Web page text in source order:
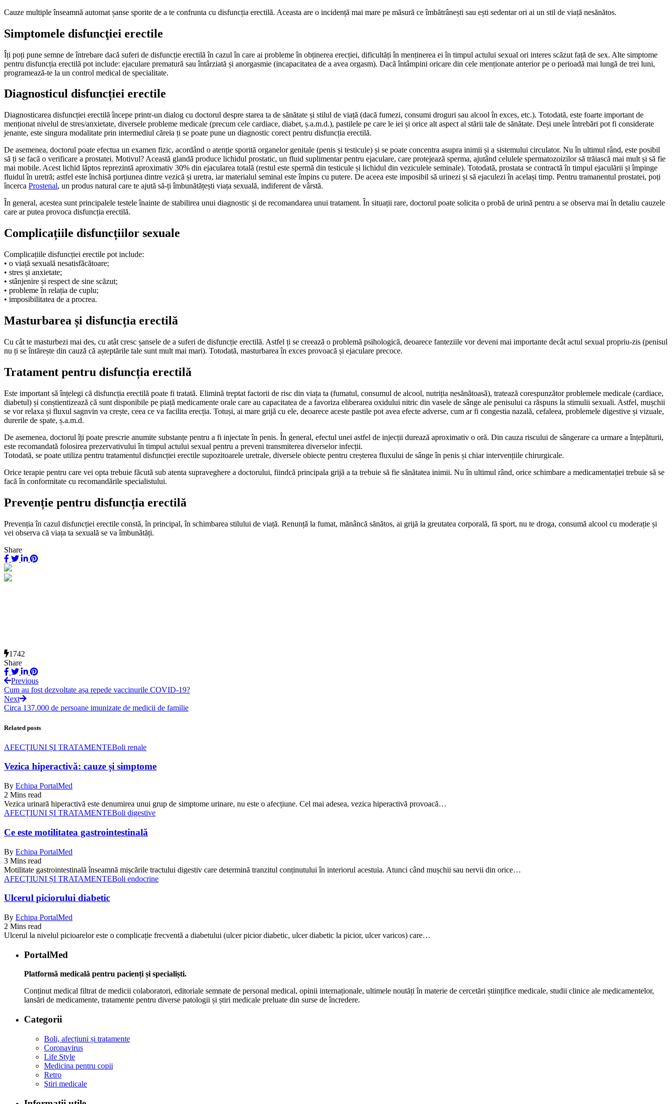
Cauze multiple înseamnă automat șanse sporite de a te confrunta cu disfuncția erectilă. Aceasta are o incidență mai mare pe măsură ce îmbătrânești sau ești sedentar ori ai un stil de viață nesănătos.
Simptomele disfuncţiei erectile
Îți poți pune semne de întrebare dacă suferi de disfuncție erectilă în cazul în care ai probleme în obținerea erecției, dificultăți în menținerea ei în timpul actului sexual ori interes scăzut față de sex. Alte simptome
pentru disfuncția erectilă pot include: ejaculare prematură sau întârziată și anorgasmie (incapacitatea de a avea orgasm). Dacă întâmpini oricare din cele menționate anterior pe o perioadă mai lungă de trei luni,
programează-te la un control medical de specialitate.
Diagnosticul disfuncției erectile
Diagnosticarea disfuncției erectilă începe printr-un dialog cu doctorul despre starea ta de sănătate și stilul de viață (dacă fumezi, consumi droguri sau alcool în exces, etc.). Totodată, este foarte important de
menționat nivelul de stres/anxietate, diversele probleme medicale (precum cele cardiace, diabet, ș.a.m.d.), pastilele pe care le iei și orice alt aspect al stării tale de sănătate. Deși unele întrebări pot fi considerate
jenante, este singura modalitate prin intermediul căreia ți se poate pune un diagnostic corect pentru disfuncția erectilă.
De asemenea, doctorul poate efectua un examen fizic, acordând o atenție sporită organelor genitale (penis și testicule) și se poate concentra asupra inimii și a sistemului circulator. Nu în ultimul rând, este posibil
să ți se facă o verificare a prostatei. Motivul? Această glandă produce lichidul prostatic, un fluid suplimentar pentru ejaculare, care protejează sperma, ajutând celulele spermatozoizilor să trăiască mai mult și să fie
mai mobile. Acest lichid lăptos reprezintă aproximativ 30% din ejacularea totală (restul este spermă din testicule și lichidul din veziculele seminale). Totodată, prostata se contractă în timpul ejaculării și împinge
fluidul în uretră; astfel este închisă porțiunea dintre vezică și uretra, iar materialul seminal este împins cu putere. De aceea este imposibil să urinezi și să ejaculezi în același timp. Pentru tramanentul prostatei, poți
încerca Prostenal, un produs natural care te ajută să-ți îmbunătățești viața sexuală, indiferent de vârstă.
În general, acestea sunt principalele testele înainte de stabilirea unui diagnostic și de recomandarea unui tratament. În situații rare, doctorul poate solicita o probă de urină pentru a se observa mai în detaliu cauzele
care ar putea provoca disfuncția erectilă.
Complicațiile disfuncțiilor sexuale
Complicațiile disfuncției erectile pot include:
• o viață sexuală nesatisfăcătoare;
• stres și anxietate;
• stânjenire și respect de sine scăzut;
• probleme în relația de cuplu;
• imposibilitatea de a procrea.
Masturbarea și disfuncția erectilă
Cu cât te masturbezi mai des, cu atât cresc șansele de a suferi de disfuncție erectilă. Astfel ți se creează o problemă psihologică, deoarece fanteziile vor deveni mai importante decât actul sexual propriu-zis (penisul
nu ți se întărește din cauză că așteptările tale sunt mult mai mari). Totodată, masturbarea în exces provoacă și ejaculare precoce.
Tratament pentru disfuncția erectilă
Este important să înțelegi că disfuncția erectilă poate fi tratată. Elimină treptat factorii de risc din viața ta (fumatul, consumul de alcool, nutriția nesănătoasă), tratează corespunzător problemele medicale (cardiace,
diabetul) și conștientizează că sunt disponibile pe piață medicamente orale care au capacitatea de a favoriza eliberarea oxidului nitric din vasele de sânge ale penisului ca răspuns la stimulii sexuali. Astfel, mușchii
se vor relaxa și fluxul sagnvin va crește, ceea ce va facilita erecția. Totuși, ai mare grijă cu ele, deoarece aceste pastile pot avea efecte adverse, cum ar fi congestia nazală, cefaleea, problemele digestive și vizuale,
durerile de spate, ș.a.m.d.
De asemenea, doctorul îți poate prescrie anumite substanțe pentru a fi injectate în penis. În general, efectul unei astfel de injecții durează aproximativ o oră. Din cauza riscului de sângerare ca urmare a înțepăturii,
este recomandată folosirea prezervativului în timpul actului sexual pentru a preveni transmiterea diverselor infecții.
Totodată, se poate utiliza pentru tratamentul disfuncției erectile supozitoarele uretrale, diversele obiecte pentru creșterea fluxului de sânge în penis și chiar intervențiile chirurgicale.
Orice terapie pentru care vei opta trebuie făcută sub atenta supraveghere a doctorului, fiindcă principala grijă a ta trebuie să fie sănătatea inimii. Nu în ultimul rând, orice schimbare a medicamentației trebuie să se
facă în conformitate cu recomandările specialistului.
Prevenție pentru disfuncția erectilă
Prevenția în cazul disfuncției erectile constă, în principal, în schimbarea stilului de viață. Renunță la fumat, mănâncă sănătos, ai grijă la greutatea corporală, fă sport, nu te droga, consumă alcool cu moderație și
vei observa că viața ta sexuală se va îmbunătăți.
Share
1742
Share
Previous
Cum au fost dezvoltate așa repede vaccinurile COVID-19?
Next
Circa 137.000 de persoane imunizate de medicii de familie
Related posts
AFECȚIUNI ȘI TRATAMENTEBoli renale
Vezica hiperactivă: cauze și simptome
By Echipa PortalMed
2 Mins read
Vezica urinară hiperactivă este denumirea unui grup de simptome urinare, nu este o afecțiune. Cel mai adesea, vezica hiperactivă provoacă…
AFECȚIUNI ȘI TRATAMENTEBoli digestive
Ce este motilitatea gastrointestinală
By Echipa PortalMed
3 Mins read
Motilitate gastrointestinală înseamnă mișcările tractului digestiv care determină tranzitul conținutului în interiorul acestuia. Atunci când mușchii sau nervii din orice…
AFECȚIUNI ȘI TRATAMENTEBoli endocrine
Ulcerul piciorului diabetic
By Echipa PortalMed
2 Mins read
Ulcerul la nivelul picioarelor este o complicație frecventă a diabetului (ulcer picior diabetic, ulcer diabetic la picior, ulcer varicos) care…
PortalMed
Platformă medicală pentru pacienți și specialiști.
Conținut medical filtrat de medicii colaboratori, editoriale semnate de personal medical, opinii internaționale, ultimele noutăți în materie de cercetări științifice medicale, studii clinice ale medicamentelor,
lansări de medicamente, tratamente pentru diverse patologii și știri medicale preluate din surse de încredere.
Categorii
Boli, afecțiuni și tratamente
Coronavirus
Life Style
Medicina pentru copii
Retro
Ştiri medicale